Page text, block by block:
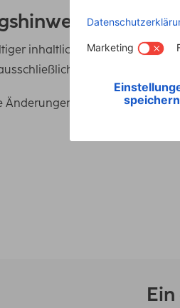
inhaltlicher Kontrolle
deren Betreiber
Änderungen in Technik und